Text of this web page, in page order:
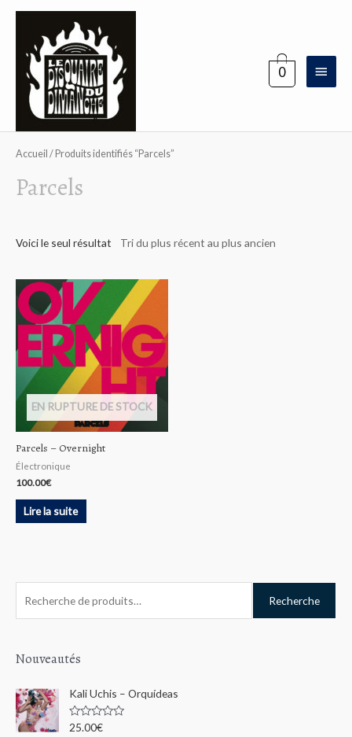
Menu
0
h
r
c
Recherche
Nouveautés
Kali Uchis – Orquídeas
N
25.00€
Accueil / Produits identifiés “Parcels”
Parcels
Voici le seul résultat
EN RUPTURE DE STOCK
Parcels – Overnight
Électronique
100.00€
Lire la suite